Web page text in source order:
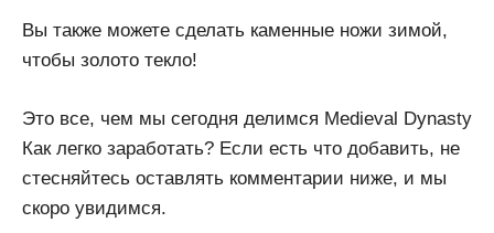
Вы также можете сделать каменные ножи зимой,
чтобы золото текло!
Это все, чем мы сегодня делимся Medieval Dynasty
Как легко заработать? Если есть что добавить, не
стесняйтесь оставлять комментарии ниже, и мы
скоро увидимся.